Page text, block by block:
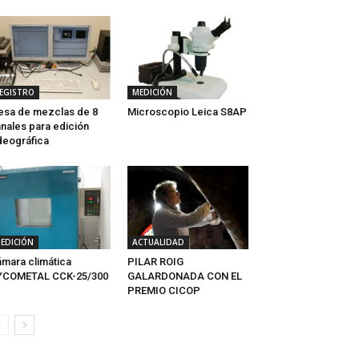
de mezclas de 8
para edición
MEDICIÓN
Microscopio Leica S8AP
climática
CCK-25/300
ACTUALIDAD
PILAR ROIG
GALARDONADA CON EL
PREMIO CICOP